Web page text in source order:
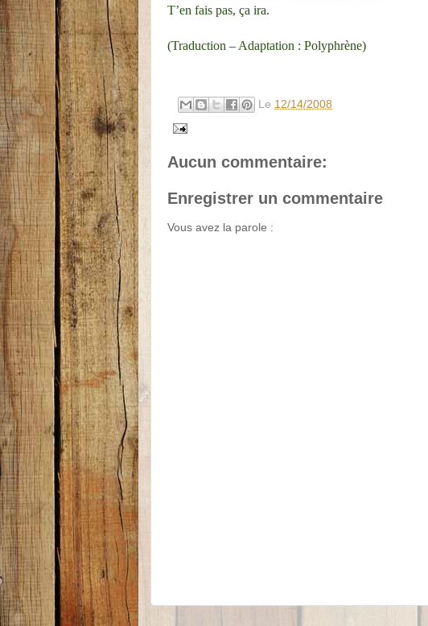
T’en fais pas, ça ira.
(Traduction – Adaptation : Polyphrène)
Le 12/14/2008
Aucun commentaire:
Enregistrer un commentaire
Vous avez la parole :